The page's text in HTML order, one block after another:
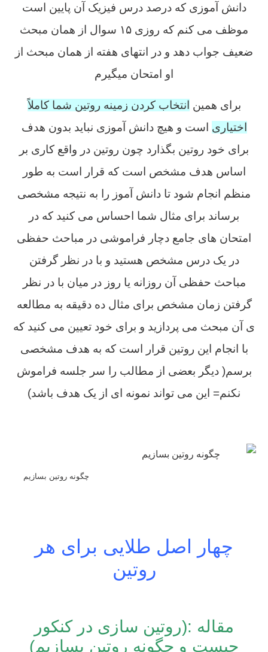
دانش آموزی که درصد درس فیزیک آن پایین است
موظف می کنم که روزی ۱۵ سوال از همان مبحث
ضعیف جواب دهد و در انتهای هفته از همان مبحث از
او امتحان میگیرم
برای همین انتخاب کردن زمینه روتین شما کاملاً
اختیاری است و هیچ دانش آموزی نباید بدون هدف
برای خود روتین بگذارد چون روتین در واقع کاری بر
اساس هدف مشخص است که قرار است به طور
منظم انجام شود تا دانش آموز را به نتیجه مشخصی
برساند برای مثال شما احساس می کنید که در
امتحان های جامع دچار فراموشی در مباحث حفظی
در یک درس مشخص هستید و با در نظر گرفتن
مباحث حفظی آن روزانه یا روز در میان با در نظر
گرفتن زمان مشخص برای مثال ده دقیقه به مطالعه
ی آن مبحث می پردازید و برای خود تعیین می کنید که
با انجام این روتین قرار است که به هدف مشخصی
برسم( دیگر بعضی از مطالب را سر جلسه فراموش
نکنم= این می تواند نمونه ای از یک هدف باشد)
چگونه روتین بسازیم
چهار اصل طلایی برای هر
روتین
مقاله :(روتین سازی در کنکور
چیست و چگونه روتین بسازیم)